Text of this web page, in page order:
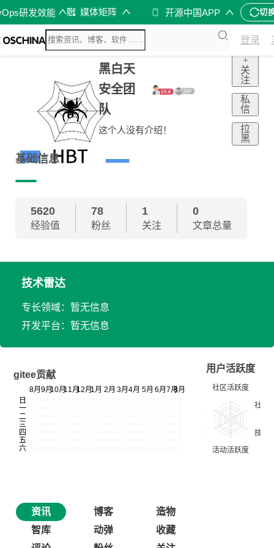
研发效能 媒体矩阵 开源中国APP 切
登录
黑白天
安全团
队
这个人没有介绍！
+
关
注
私
信
拉
黑
基础信息
5620
经验值
78
粉丝
1
关注
0
文章总量
技术雷达
专长领域：暂无信息
开发平台：暂无信息
gitee贡献
用户活跃度
资讯 博客
造物
智库
动弹
收藏